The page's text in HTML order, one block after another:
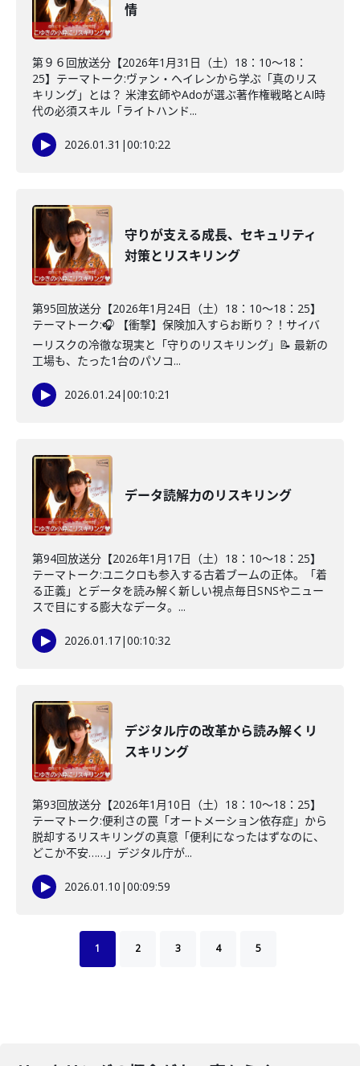
情
第９６回放送分【2026年1月31日（土）18：10～18：
25】テーマトーク:ヴァン・ヘイレンから学ぶ「真のリス
キリング」とは？ 米津玄師やAdoが選ぶ著作権戦略とAI時
代の必須スキル「ライトハンド...
2026.01.31 |00:10:22
守りが支える成長、セキュリティ
対策とリスキリング
第95回放送分【2026年1月24日（土）18：10～18：25】
テーマトーク:🎧 【衝撃】保険加入すらお断り？！サイバ
ーリスクの冷徹な現実と「守りのリスキリング」📝 最新の
工場も、たった1台のパソコ...
2026.01.24|00:10:21
データ読解力のリスキリング
第94回放送分【2026年1月17日（土）18：10～18：25】
テーマトーク:ユニクロも参入する古着ブームの正体。「着
る正義」とデータを読み解く新しい視点毎日SNSやニュー
スで目にする膨大なデータ。...
2026.01.17|00:10:32
デジタル庁の改革から読み解くリ
スキリング
第93回放送分【2026年1月10日（土）18：10～18：25】
テーマトーク:便利さの罠「オートメーション依存症」から
脱却するリスキリングの真意「便利になったはずなのに、
どこか不安……」デジタル庁が...
2026.01.10 |00:09:59
1 2 3 4 5